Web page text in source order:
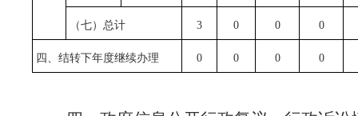
（七）总计 3 0 0 0
四、结转下年度继续办理 0 0 0 0